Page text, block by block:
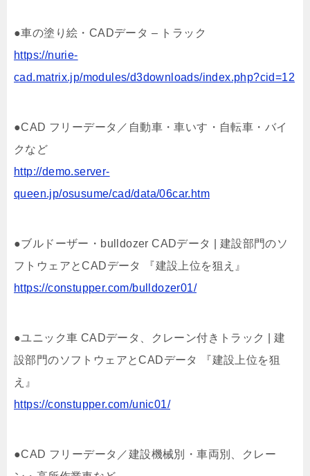
●車の塗り絵・CADデータ – トラック
https://nurie-
cad.matrix.jp/modules/d3downloads/index.php?cid=12
●CAD フリーデータ／自動車・車いす・自転車・バイ
クなど
http://demo.server-
queen.jp/osusume/cad/data/06car.htm
●ブルドーザー・bulldozer CADデータ | 建設部門のソ
フトウェアとCADデータ 『建設上位を狙え』
https://constupper.com/bulldozer01/
●ユニック車 CADデータ、クレーン付きトラック | 建
設部門のソフトウェアとCADデータ 『建設上位を狙
え』
https://constupper.com/unic01/
●CAD フリーデータ／建設機械別・車両別、クレー